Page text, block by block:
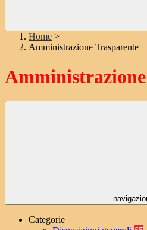
Home >
Amministrazione Trasparente
Categorie